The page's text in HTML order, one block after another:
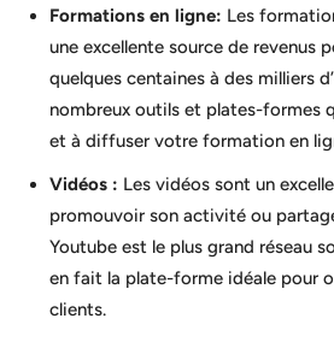
Formations en ligne: Les
une excellente source de revenus
quelques centaines à des milliers
nombreux outils et plates-formes
et à diffuser votre formation en
Vidéos : Les vidéos sont un
promouvoir son activité ou
Youtube est le plus grand réseau
en fait la plate-forme idéale pour
clients.